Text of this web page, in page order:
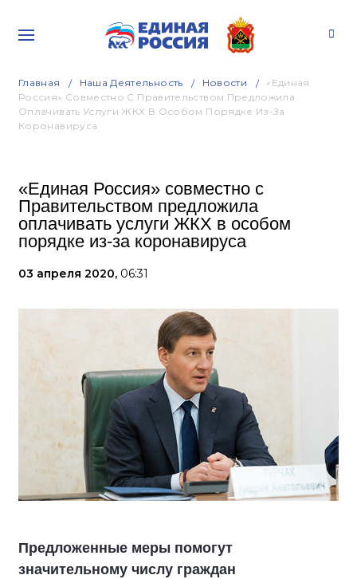
Главная Наша Деятельность Новости
«Единая
Россия» Совместно С Правительством Предложила
Оплачивать Услуги ЖКХ В Особом Порядке Из-За
Коронавируса
«Единая Россия» совместно с
Правительством предложила
оплачивать услуги ЖКХ в особом
порядке из-за коронавируса
03 апреля 2020, 06:31
Предложенные меры помогут
значительному числу граждан